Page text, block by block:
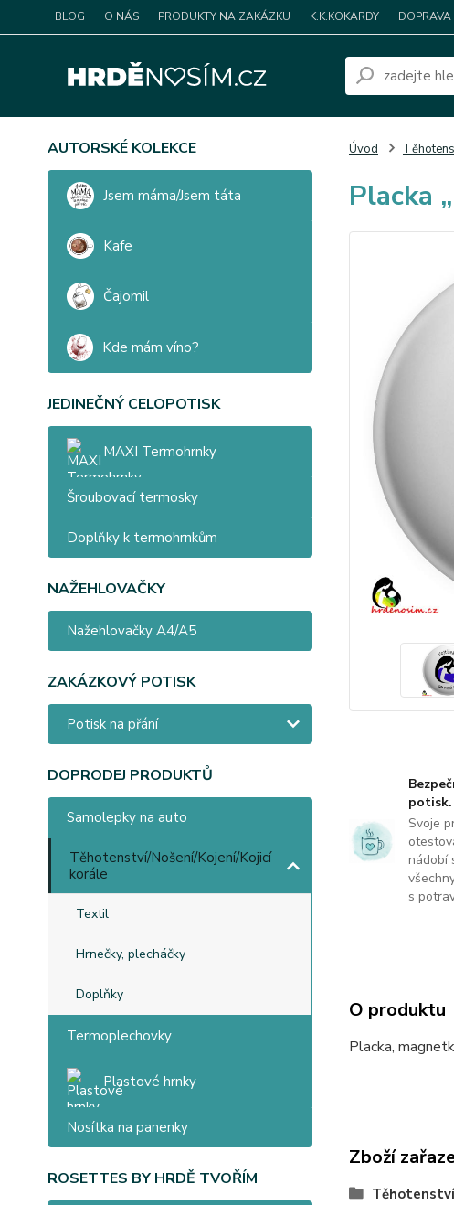
BLOG O NÁS PRODUKTY NA ZAKÁZKU K.K.KOKARDY
AUTORSKÉ KOLEKCE
Jsem máma/Jsem táta
Kafe
Čajomil
Kde mám víno?
JEDINEČNÝ CELOPOTISK
MAXI Termohrnky
Šroubovací termosky
Doplňky k termohrnkům
NAŽEHLOVAČKY
Nažehlovačky A4/A5
ZAKÁZKOVÝ POTISK
Potisk na přání
DOPRODEJ PRODUKTŮ
Samolepky na auto
Těhotenství/Nošení/Kojení/Kojicí
korále
Textil
Hrnečky, plecháčky
Doplňky
Termoplechovky
Plastové hrnky
Nosítka na panenky
ROSETTES BY HRDĚ TVOŘÍM
Úvod
Placka
potisk.
Svoje
nádobí
s
O produktu
Placka,
Zboží